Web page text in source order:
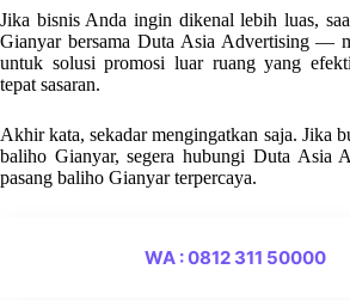
Jika bisnis Anda ingin dikenal lebih luas,
Gianyar bersama Duta Asia Advertising —
untuk solusi promosi luar ruang yang
tepat sasaran.
Akhir kata, sekadar mengingatkan saja. Jika
baliho Gianyar, segera hubungi Duta Asia
pasang baliho Gianyar terpercaya.
WA : 0812 311 50000